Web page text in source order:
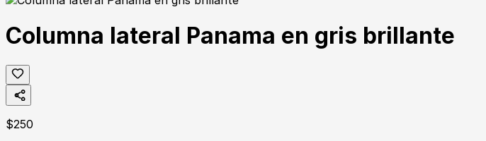
Columna lateral Panama en gris brillante
$250